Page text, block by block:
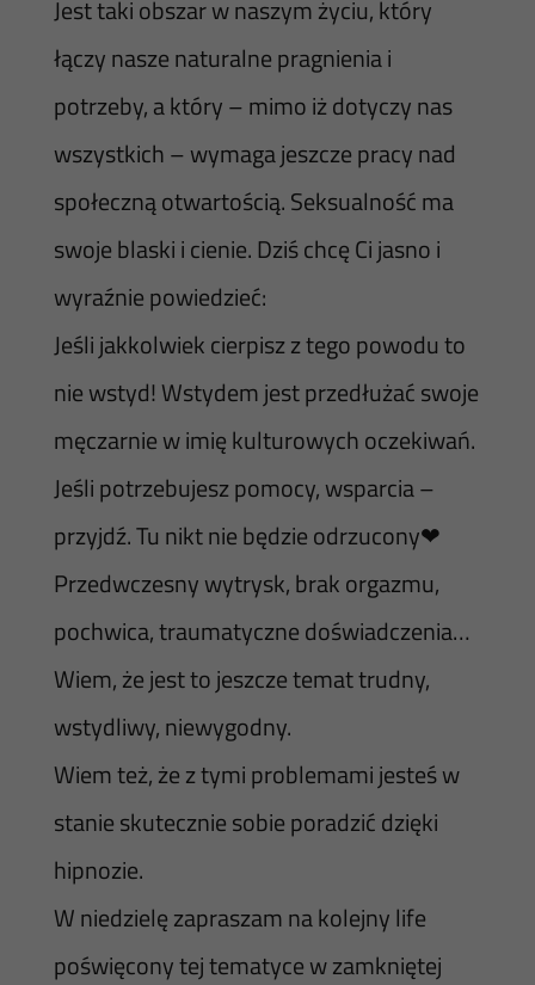
Jest taki obszar w naszym życiu, który
łączy nasze naturalne pragnienia i
potrzeby, a który – mimo iż dotyczy nas
wszystkich – wymaga jeszcze pracy nad
społeczną otwartością. Seksualność ma
swoje blaski i cienie. Dziś chcę Ci jasno i
wyraźnie powiedzieć:
Jeśli jakkolwiek cierpisz z tego powodu to
nie wstyd! Wstydem jest przedłużać swoje
męczarnie w imię kulturowych oczekiwań.
Jeśli potrzebujesz pomocy, wsparcia –
przyjdź. Tu nikt nie będzie odrzucony❤
Przedwczesny wytrysk, brak orgazmu,
pochwica, traumatyczne doświadczenia…
Wiem, że jest to jeszcze temat trudny,
wstydliwy, niewygodny.
Wiem też, że z tymi problemami jesteś w
stanie skutecznie sobie poradzić dzięki
hipnozie.
W niedzielę zapraszam na kolejny life
poświęcony tej tematyce w zamkniętej